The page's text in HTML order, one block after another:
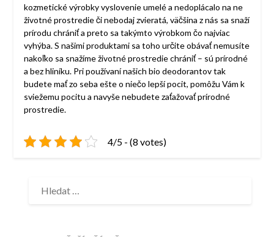
kozmetické výrobky vyslovenie umelé a nedoplácalo na ne
životné prostredie či nebodaj zvieratá, väčšina z nás sa snaží
prírodu chrániť a preto sa takýmto výrobkom čo najviac
vyhýba. S našimi produktami sa toho určite obávať nemusíte
nakoľko sa snažíme životné prostredie chrániť – sú prírodné
a bez hliníku. Pri používaní našich bio deodorantov tak
budete mať zo seba ešte o niečo lepší pocit, pomôžu Vám k
sviežemu pocitu a navyše nebudete zaťažovať prírodné
prostredie.
4/5 - (8 votes)